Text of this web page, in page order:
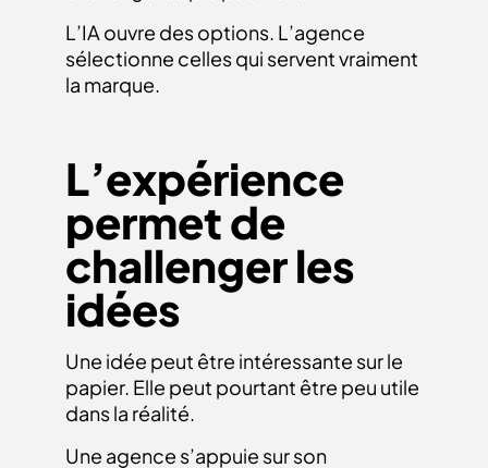
L’IA ouvre des options. L’agence
sélectionne celles qui servent vraiment
la marque.
L’expérience
permet de
challenger les
idées
Une idée peut être intéressante sur le
papier. Elle peut pourtant être peu utile
dans la réalité.
Une agence s’appuie sur son